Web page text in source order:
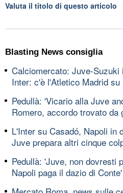
Valuta il titolo di questo articolo
Blasting News consiglia
Calciomercato: Juve-
Inter: c'è l'Atletico Madrid su
Pedullà: 'Vicario alla Juve
Romero, accordo trovato da
L'Inter su Casadó, Napoli in
Juve prepara altri cinque
Pedullà: 'Juve, non dovresti
Napoli paga il dazio di Conte'